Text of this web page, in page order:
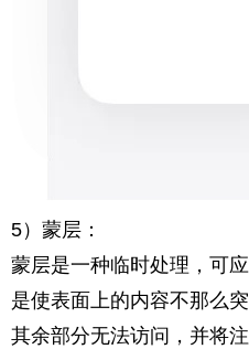
5）蒙层：
蒙层是一种临时处理，可
是使表面上的内容不那么
其余部分无法访问，并将